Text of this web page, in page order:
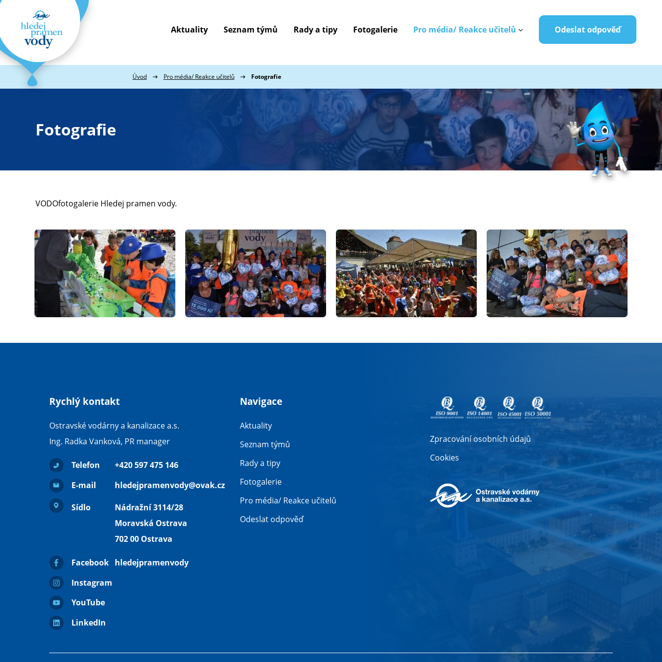
Webové
stránky
míru
Aktuality Seznam týmů Rady a tipy Fotogalerie Pro média/ Reakce učitelů Odeslat odpověď
Úvod Pro média/ Reakce učitelů Fotografie
Fotografie
VODOfotogalerie Hledej pramen vody.
Rychlý kontakt
Ostravské vodárny a kanalizace a.s.
Ing. Radka Vanková, PR manager
Telefon
+420 597 475 146
E-mail
hledejpramenvody@ovak.cz
Sídlo
Nádražní 3114/28
Moravská Ostrava
702 00 Ostrava
Facebook
hledejpramenvody
Instagram
YouTube
LinkedIn
Navigace
Aktuality
Seznam týmů
Rady a tipy
Fotogalerie
Pro média/ Reakce učitelů
Odeslat odpověď
Zpracování osobních údajů
Cookies